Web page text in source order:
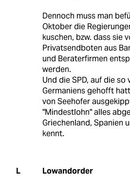
Dennoch muss man
Oktober die
kuschen, bzw. dass sie
Privatsendboten aus
und Beraterfirmen
werden.
Und die SPD, auf die so
Germaniens gehofft
von Seehofer
"Mindestlohn" alles
Griechenland, Spanien
kennt.
L Lowandorder